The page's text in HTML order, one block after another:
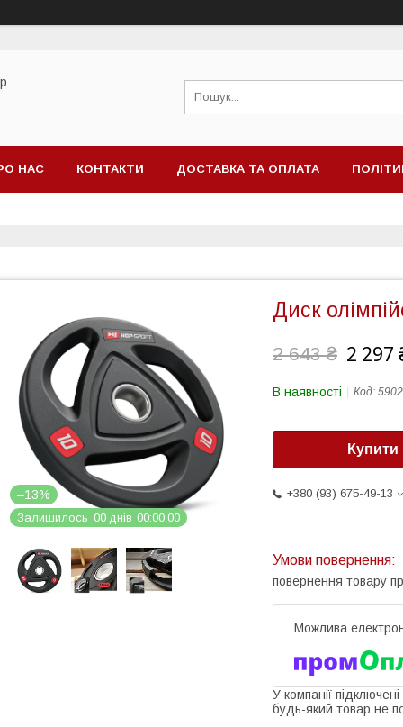
НАС КОНТАКТИ ДОСТАВКА ТА ОПЛАТА
–13%
Залишилось 00 днів 00 00 00
Диск
2 643 ₴ 2 297
В наявності Код:
Купити
+380 (93) 675-49-13
повернення товару
У компанії
будь-який товар не